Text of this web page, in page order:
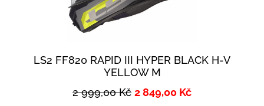
LS2 FF820 RAPID III HYPER BLACK H-V
YELLOW M
2 999,00Kč 2 849,00 Kč